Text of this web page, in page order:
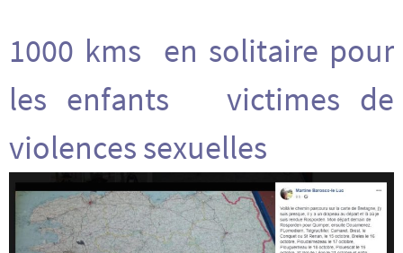
1000 kms en solitaire pour
les enfants victimes de
violences sexuelles